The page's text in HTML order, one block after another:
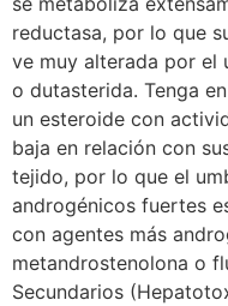
reductasa, por lo que
ve muy alterada por el
o dutasterida. Tenga
un esteroide con
baja en relación con
tejido, por lo que el
androgénicos fuertes
con agentes más
metandrostenolona o
Secundarios